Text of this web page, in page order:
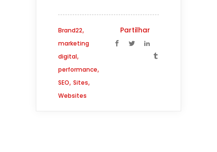
Brand22,
marketing
digital,
performance,
SEO, Sites,
Websites
Partilhar